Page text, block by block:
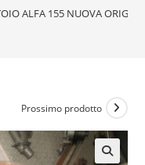
ALFA 155 NUOVA
Prossimo prodotto